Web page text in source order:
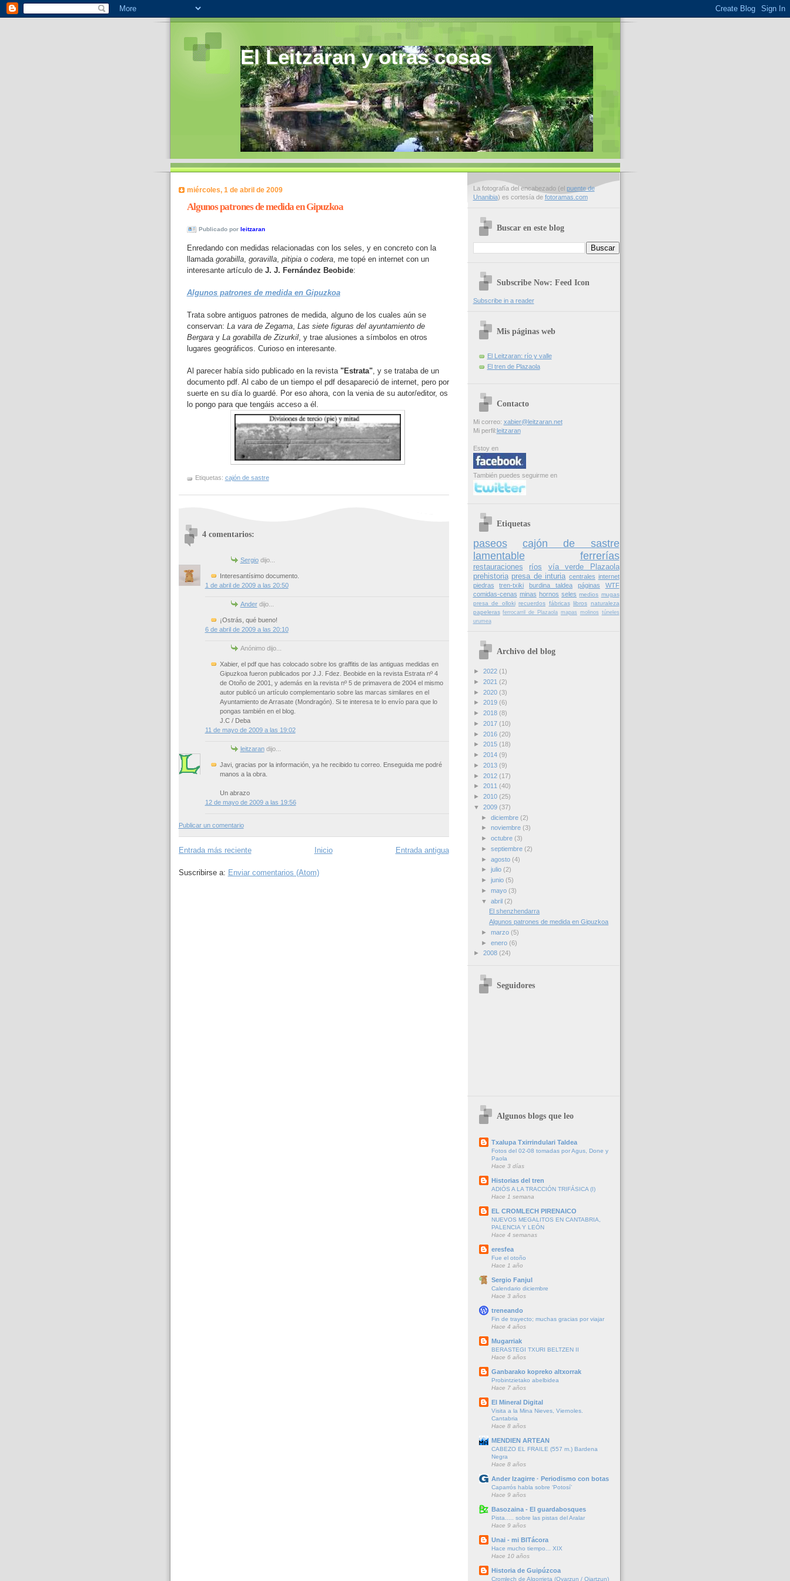
El Leitzaran y otras cosas
miércoles, 1 de abril de 2009
Algunos patrones de medida en Gipuzkoa
Publicado por leitzaran
Enredando con medidas relacionadas con los seles, y en concreto con la
llamada gorabilla, goravilla, pitipiao codera, me topé en internet con un
interesante artículo de J. J. Fernández Beobide:
Algunos patrones de medida en Gipuzkoa
Trata sobre antiguos patrones de medida, alguno de los cuales aún se
conservan: La vara de Zegama, Las siete figuras del ayuntamiento de
Bergaray La gorabilla de Zizurkil, y trae alusiones a símbolos en otros
lugares geográficos. Curioso en interesante.
Al parecer había sido publicado en la revista "Estrata", y se trataba de un
documento pdf. Al cabo de un tiempo el pdf desapareció de internet, pero por
suerte en su día lo guardé. Por eso ahora, con la venia de su autor/editor, os
lo pongo para que tengáis acceso a él.
Etiquetas: cajón de sastre
4 comentarios:
Sergiodijo...
Interesantísimo documento.
1 de abril de 2009 a las 20:50
Anderdijo...
¡Ostrás, qué bueno!
6 de abril de 2009 a las 20:10
Anónimo dijo...
Xabier, el pdf que has colocado sobre los graffitis de las antiguas medidas en
Gipuzkoa fueron publicados por J.J. Fdez. Beobide en la revista Estrata nº 4
de Otoño de 2001, y además en la revista nº 5 de primavera de 2004 el mismo
autor publicó un artículo complementario sobre las marcas similares en el
Ayuntamiento de Arrasate (Mondragón). Si te interesa te lo envío para que lo
pongas también en el blog.
J.C / Deba
11 de mayo de 2009 a las 19:02
leitzarandijo...
Javi, gracias por la información, ya he recibido tu correo. Enseguida me podré
manos a la obra.
Un abrazo
12 de mayo de 2009 a las 19:56
Publicar un comentario
Entrada más reciente Entrada antigua
Inicio
Suscribirse a: Enviar comentarios (Atom)
La fotografía del encabezado (el puente de
Unanibia) es cortesía de fotoramas.com
Buscar en este blog
Subscribe Now: Feed Icon
Subscribe in a reader
Mis páginas web
El Leitzaran: río y valle
El tren de Plazaola
Contacto
Mi correo: xabier@leitzaran.net
Mi perfil: leitzaran
Estoy en
También puedes seguirme en
Etiquetas
paseos
cajón de sastre
lamentable
ferrerías
restauraciones ríos
vía verde Plazaola
prehistoria presa de inturia centrales internet
piedras
tren-txiki burdina taldea páginas
WTF
comidas-cenas minas hornos seles medios mugas
presa de olloki recuerdos fábricas libros naturaleza
papeleras ferrocarril de Plazaola mapas molinos túneles
urumea
Archivo del blog
► 2022 (1)
► 2021 (2)
► 2020 (3)
► 2019 (6)
► 2018 (8)
► 2017 (10)
► 2016 (20)
► 2015 (18)
► 2014 (9)
► 2013 (9)
► 2012 (17)
► 2011 (40)
► 2010 (25)
▼ 2009 (37)
► diciembre (2)
► noviembre (3)
► octubre (3)
► septiembre (2)
► agosto (4)
► julio (2)
► junio (5)
► mayo (3)
▼ abril (2)
El shenzhendarra
Algunos patrones de medida en Gipuzkoa
► marzo (5)
► enero (6)
► 2008 (24)
Seguidores
Algunos blogs que leo
Txalupa Txirrindulari Taldea
Fotos del 02-08 tomadas por Agus, Done y
Paola
Hace 3 días
Historias del tren
ADIÓS A LA TRACCIÓN TRIFÁSICA (I)
Hace 1 semana
EL CROMLECH PIRENAICO
NUEVOS MEGALITOS EN CANTABRIA,
PALENCIA Y LEÓN
Hace 4 semanas
eresfea
Fue el otoño
Hace 1 año
Sergio Fanjul
Calendario diciembre
Hace 3 años
treneando
Fin de trayecto; muchas gracias por viajar
Hace 4 años
Mugarriak
BERASTEGI TXURI BELTZEN II
Hace 6 años
Ganbarako kopreko altxorrak
Probintzietako abelbidea
Hace 7 años
El Mineral Digital
Visita a la Mina Nieves, Viernoles.
Cantabria
Hace 8 años
MENDIEN ARTEAN
CABEZO EL FRAILE (557 m.) Bardena
Negra
Hace 8 años
Ander Izagirre · Periodismo con botas
Caparrós habla sobre ‘Potosí’
Hace 9 años
Basozaina - El guardabosques
Pista..... sobre las pistas del Aralar
Hace 9 años
Unai - mi BITácora
Hace mucho tiempo... XIX
Hace 10 años
Historia de Guipúzcoa
Cromlech de Algorrieta (Oyarzun / Oiartzun)